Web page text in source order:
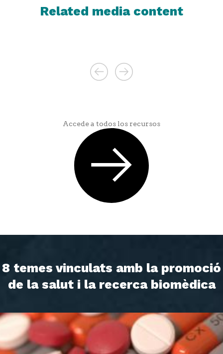
Related media content
Accede a todos los recursos
8 temes vinculats amb la promoció
de la salut i la recerca biomèdica